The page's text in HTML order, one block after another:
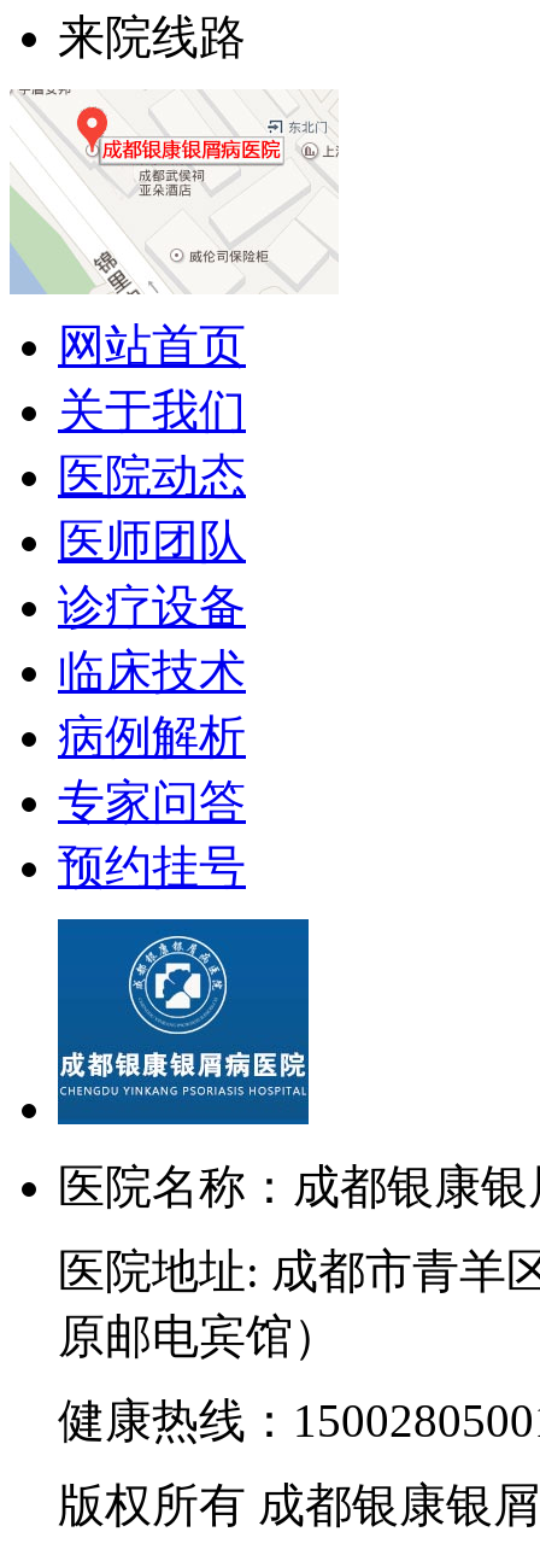
来院线路
网站首页
关于我们
医院动态
医师团队
诊疗设备
临床技术
病例解析
专家问答
预约挂号
医院名称：成都银康
医院地址: 成都市青羊
原邮电宾馆）
健康热线：
版权所有 成都银康银